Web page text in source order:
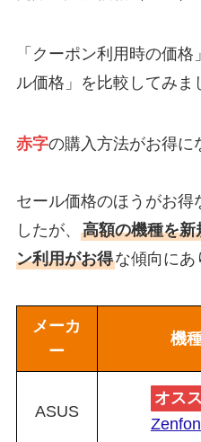
「クーポン利用時の価
ル価格」を比較してみま
赤字の購入方法がお得に
セール価格のほうがお得
したが、 高額の機種を
ン利用がお得な傾向にあ
メーカ
ー
機
ASUS
オス